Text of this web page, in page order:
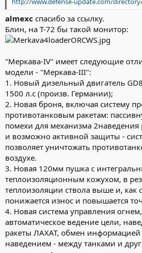
приложение "Сравнительные ТТХ танков
израильского БПС М111 башня
откровенно "не по зубам", а ло-
бовая проекция корпуса доступна
километров надежно поражали
случай, когда выпущенный с
сорвал с "Меркавы" башню. Башни
в немалом числе имевшихся в
снаряды "семьдесятдвойки"
пробивали насквозь. Удивляться, в
сирийские танкисты использовали
ЗБМ12 с бронепробиваемостью, по
350 мм вертикальной брони на
almexc спасибо за ссылку.
Блин, на Т-72 бы такой монитор:
"Меркава-IV" имеет следующие
модели - "Меркава-III":
1. Новый дизельный двигатель
1500 л.с (произв. Германии);
2. Новая броня, включая систему
противотанковым ракетам:
помехи для механизма 2наведения
и возможно активной защиты -
позволяет уничтожать
воздухе.
3. Новая 120мм пушка с
теплоизоляционным кожухом, в
теплоизоляции ствола выше и, как
понижается износ и повышается
4. Новая система управления
автоматическое ведение цели,
ракеты ЛАХАТ, обмен информацией
наведением - между танками и